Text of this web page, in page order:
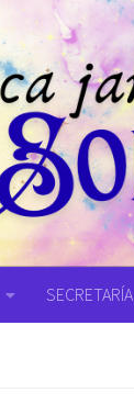
SECRETARÍA